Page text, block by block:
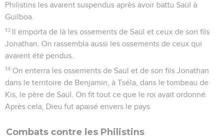
Philistins les avaient suspendus après avoir battu Saül à
Guilboa.
13 Il emporta de là les ossements de Saül et ceux de son fils
Jonathan. On rassembla aussi les ossements de ceux qui
avaient été pendus.
14 On enterra les ossements de Saül et de son fils Jonathan
dans le territoire de Benjamin, à Tséla, dans le tombeau de
Kis, le père de Saül. On fit tout ce que le roi avait ordonné.
Après cela, Dieu fut apaisé envers le pays.
Combats contre les Philistins